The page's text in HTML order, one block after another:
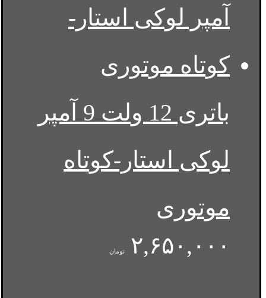
باتری 12 ولت 9 آمپر
لوکی استار-کوتاه
موتوری
۲,۶۵۰,۰۰۰
تومان